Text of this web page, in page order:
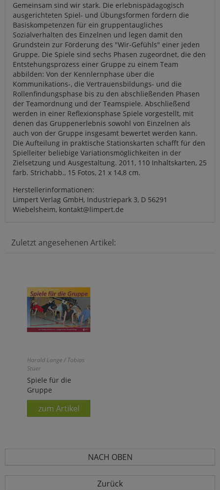
Gemeinsam sind wir stark. Die erlebnispädagogisch
ausgerichteten Spiel- und Übungsformen fördern die
Basiskompetenzen für ein gruppentaugliches
Sozialverhalten des Einzelnen und legen damit den
Grundstein zur Förderung des "Wir-Gefühls" einer jeden
Gruppe. Die Spiele sind sechs Phasen zugeordnet, die den
Entstehungsprozess einer Gruppe zu einem Team
abbilden: Von der Kennlernphase über die
Kommunikations-, die Vertrauensbildungs- und die
Rollenfindungsphase bis zu den abschließenden Phasen
der Teamordnung und der Teamspiele. Abschließend
werden in einer Reflexionsphase Spiele vorgestellt, mit
denen das Gruppenerlebnis sowohl von Einzelnen als
auch von der Gruppe insgesamt bewertet werden kann.
Die Aufteilung in praktische Stationskarten schafft für den
Spielleiter beliebige Variationsmöglichkeiten in der
Zielsetzung und Ausgestaltung. 2011, 110 Inhaltskarten, 25
farb. Strichabb., 15 Fotos, 21 x 14,8 cm.
Herstellerinformationen:
Limpert Verlag GmbH, Industriepark 3, D 56291
Wiebelsheim, kontakt@limpert.de
Zuletzt angesehenen Artikel:
Harald Lange / Tobias
Stüer
Spiele für die
Gruppe
zum Artikel
NACH OBEN
Zurück